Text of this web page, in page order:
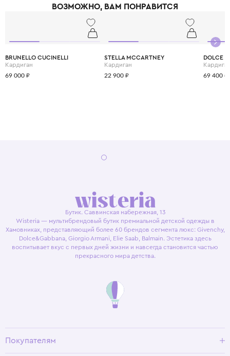
ВОЗМОЖНО, ВАМ ПОНРАВИТСЯ
BRUNELLO CUCINELLI
Кардиган
69 000 ₽
STELLA MCCARTNEY
Кардиган
22 900 ₽
DOLCE
69 400 ₽
Бутик. Саввинская набережная, 13
Wisteria — мультибрендовый бутик премиальной детской одежды в
Хамовниках, представляющий более 60 брендов сегмента люкс: Givenchy,
Dolce&Gabbana, Giorgio Armani, Elie Saab, Balmain. Эстетика здесь
воспитывает вкус с первых дней жизни и навсегда становится частью
прекрасного мира детства.
Покупателям